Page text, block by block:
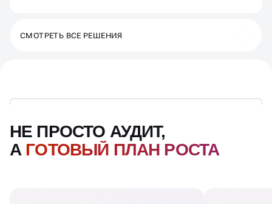
СМОТРЕТЬ ВСЕ РЕШЕНИЯ
НЕ ПРОСТО АУДИТ,
А ГОТОВЫЙ ПЛАН РОСТА